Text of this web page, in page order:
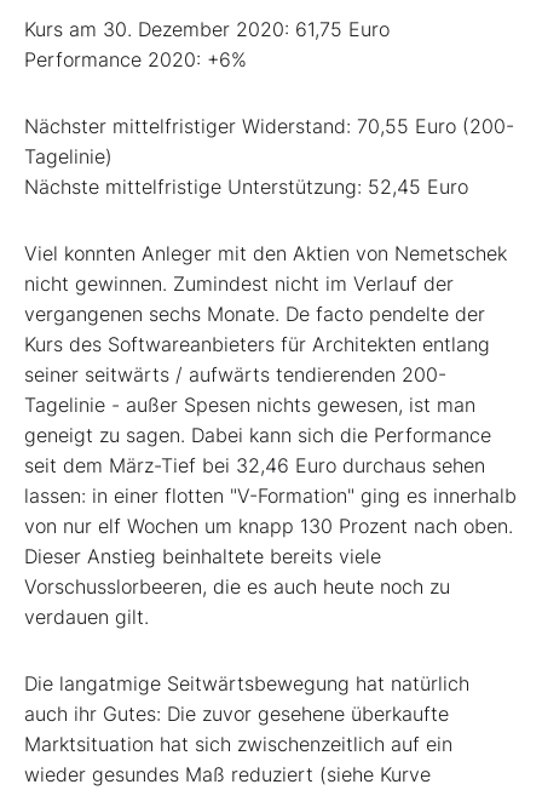
Kurs am 30. Dezember 2020: 61,75 Euro
Performance 2020: +6%
Nächster mittelfristiger Widerstand: 70,55 Euro (200-
Tagelinie)
Nächste mittelfristige Unterstützung: 52,45 Euro
Viel konnten Anleger mit den Aktien von Nemetschek
nicht gewinnen. Zumindest nicht im Verlauf der
vergangenen sechs Monate. De facto pendelte der
Kurs des Softwareanbieters für Architekten entlang
seiner seitwärts / aufwärts tendierenden 200-
Tagelinie - außer Spesen nichts gewesen, ist man
geneigt zu sagen. Dabei kann sich die Performance
seit dem März-Tief bei 32,46 Euro durchaus sehen
lassen: in einer flotten "V-Formation" ging es innerhalb
von nur elf Wochen um knapp 130 Prozent nach oben.
Dieser Anstieg beinhaltete bereits viele
Vorschusslorbeeren, die es auch heute noch zu
verdauen gilt.
Die langatmige Seitwärtsbewegung hat natürlich
auch ihr Gutes: Die zuvor gesehene überkaufte
Marktsituation hat sich zwischenzeitlich auf ein
wieder gesundes Maß reduziert (siehe Kurve